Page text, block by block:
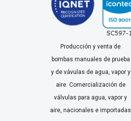
Producción y venta de
bombas manuales de prueba
y de vávulas de agua, vapor y
aire. Comercialización de
válvulas para agua, vapor y
aire, nacionales e importadas